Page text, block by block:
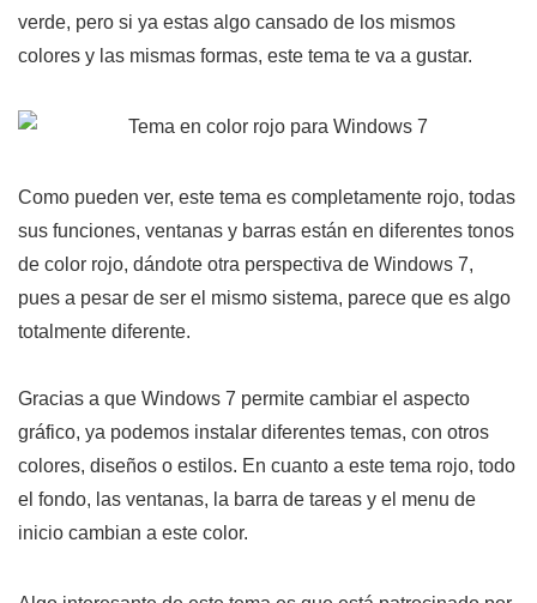
verde, pero si ya estas algo cansado de los mismos
colores y las mismas formas, este tema te va a gustar.
Como pueden ver, este tema es completamente rojo, todas
sus funciones, ventanas y barras están en diferentes tonos
de color rojo, dándote otra perspectiva de Windows 7,
pues a pesar de ser el mismo sistema, parece que es algo
totalmente diferente.
Gracias a que Windows 7 permite cambiar el aspecto
gráfico, ya podemos instalar diferentes temas, con otros
colores, diseños o estilos. En cuanto a este tema rojo, todo
el fondo, las ventanas, la barra de tareas y el menu de
inicio cambian a este color.